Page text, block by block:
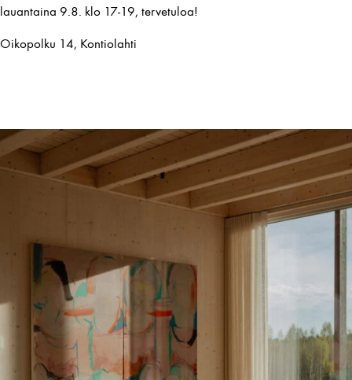
lauantaina 9.8. klo 17-19, tervetuloa!
Oikopolku 14, Kontiolahti